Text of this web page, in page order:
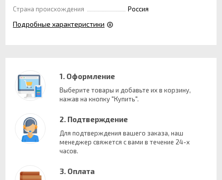
Страна происхождения
Россия
Подробные характеристики
1. Оформление
Выберите товары и добавьте их в корзину,
нажав на кнопку "Купить".
2. Подтверждение
Для подтверждения вашего заказа, наш
менеджер свяжется с вами в течение 24-х
часов.
3. Оплата